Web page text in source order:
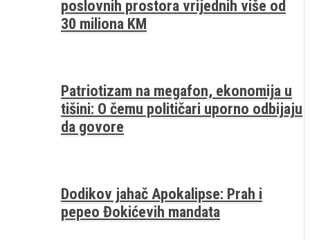
poslovnih prostora vrijednih više od
30 miliona KM
Patriotizam na megafon, ekonomija u
tišini: O čemu političari uporno odbijaju
da govore
Dodikov jahač Apokalipse: Prah i
pepeo Đokićevih mandata